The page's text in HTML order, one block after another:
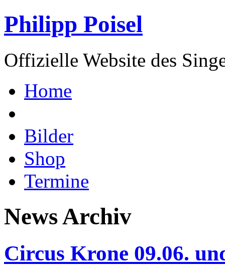
Philipp Poisel
Offizielle Website des
Home
Bilder
Shop
Termine
News Archiv
Circus Krone 09.06.